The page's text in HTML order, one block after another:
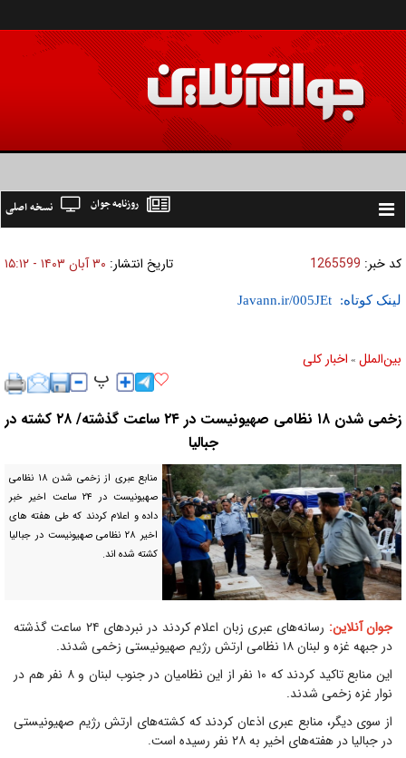
Toggle
نسخه اصلی روزنامه جوان
کد خبر: 1265599 تاریخ انتشار: ۳۰ آبان ۱۴۰۳ - ۱۵:۱۲
لینک کوتاه:
بين‌الملل » اخبار كلی
زخمی شدن ۱۸ نظامی صهیونیست در ۲۴ ساعت گذشته/ ۲۸ کشته در
جبالیا
منابع عبری از زخمی شدن ۱۸ نظامی
صهیونیست در ۲۴ ساعت اخیر خبر
داده و اعلام کردند که طی هفته های
اخیر ۲۸ نظامی صهیونیست در جبالیا
کشته شده اند.
جوان آنلاین:
رسانه‌های عبری زبان اعلام کردند در نبردهای ۲۴ ساعت گذشته
در جبهه غزه و لبنان ۱۸ نظامی ارتش رژیم صهیونیستی زخمی شدند.
این منابع تاکید کردند که ۱۰ نفر از این نظامیان در جنوب لبنان و ۸ نفر هم در
نوار غزه زخمی شدند.
از سوی دیگر، منابع عبری اذعان کردند که کشته‌های ارتش رژیم صهیونیستی
در جبالیا در هفته‌های اخیر به ۲۸ نفر رسیده است.